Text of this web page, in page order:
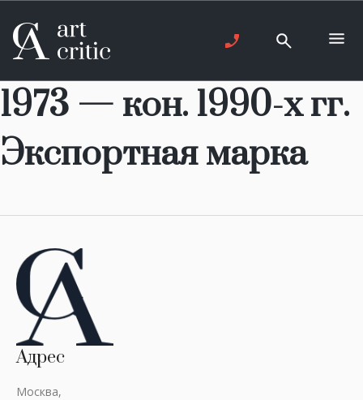
1973 — кон. 1990-х гг.
Экспортная марка
Адрес
Москва,